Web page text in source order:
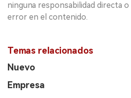
ninguna responsabilidad directa
error en el contenido.
Temas relacionados
Nuevo
Empresa